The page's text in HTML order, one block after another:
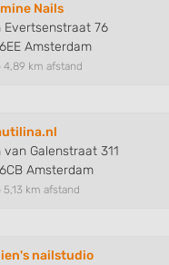
Nails
Evertsenstraat 76
Amsterdam
4,89 km afstand
Galenstraat 311
Amsterdam
5,13 km afstand
nailstudio
services
select content
on information